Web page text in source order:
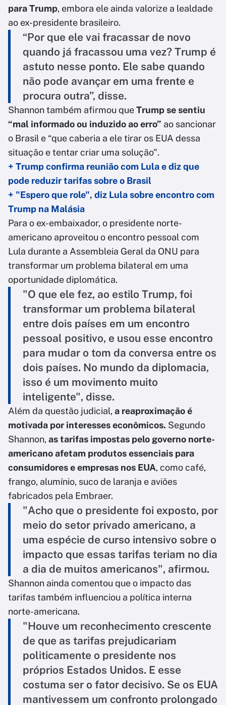
para Trump, embora ele ainda valorize a lealdade
ao ex-presidente brasileiro.
“Por que ele vai fracassar de novo
quando já fracassou uma vez? Trump é
astuto nesse ponto. Ele sabe quando
não pode avançar em uma frente e
procura outra”, disse.
Shannon também afirmou queTrump se sentiu
“mal informado ou induzido ao erro” ao sancionar
o Brasil e “que caberia a ele tirar os EUA dessa
situação e tentar criar uma solução".
+ Trump confirma reunião com Lula e diz que
pode reduzir tarifas sobre o Brasil
+ "Espero que role", diz Lula sobre encontro com
Trump na Malásia
Para o ex-embaixador, o presidente norte-
americano aproveitou o encontro pessoal com
Lula durante a Assembleia Geral da ONU para
transformar um problema bilateral em uma
oportunidade diplomática.
"O que ele fez, ao estilo Trump, foi
transformar um problema bilateral
entre dois países em um encontro
pessoal positivo, e usou esse encontro
para mudar o tom da conversa entre os
dois países. No mundo da diplomacia,
isso é um movimento muito
inteligente", disse.
Além da questão judicial, a reaproximação é
motivada por interesses econômicos. Segundo
Shannon, as tarifas impostas pelo governo norte-
americano afetam produtos essenciais para
consumidores e empresas nos EUA, como café,
frango, alumínio, suco de laranja e aviões
fabricados pela Embraer.
"Acho que o presidente foi exposto, por
meio do setor privado americano, a
uma espécie de curso intensivo sobre o
impacto que essas tarifas teriam no dia
a dia de muitos americanos", afirmou.
Shannon ainda comentou que o impacto das
tarifas também influenciou a política interna
norte-americana.
"Houve um reconhecimento crescente
de que as tarifas prejudicariam
politicamente o presidente nos
próprios Estados Unidos. E esse
costuma ser o fator decisivo. Se os EUA
mantivessem um confronto prolongado